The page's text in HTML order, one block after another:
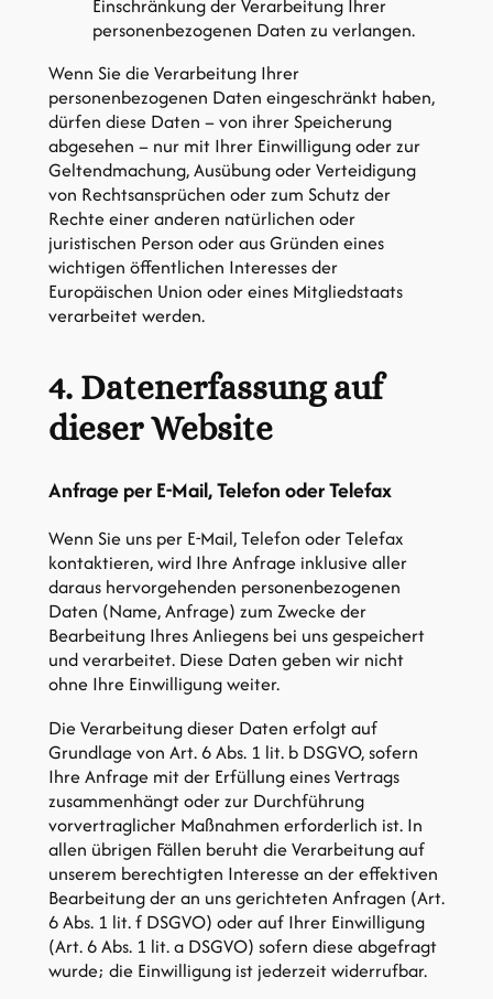
personenbezogenen Daten zu verlangen.
Wenn Sie die Verarbeitung Ihrer
personenbezogenen Daten eingeschränkt haben,
dürfen diese Daten – von ihrer Speicherung
abgesehen – nur mit Ihrer Einwilligung oder zur
Geltendmachung, Ausübung oder Verteidigung
von Rechtsansprüchen oder zum Schutz der
Rechte einer anderen natürlichen oder
juristischen Person oder aus Gründen eines
wichtigen öffentlichen Interesses der
Europäischen Union oder eines Mitgliedstaats
verarbeitet werden.
4. Datenerfassung auf
dieser Website
Anfrage per E-Mail, Telefon oder Telefax
Wenn Sie uns per E-Mail, Telefon oder Telefax
kontaktieren, wird Ihre Anfrage inklusive aller
daraus hervorgehenden personenbezogenen
Daten (Name, Anfrage) zum Zwecke der
Bearbeitung Ihres Anliegens bei uns gespeichert
und verarbeitet. Diese Daten geben wir nicht
ohne Ihre Einwilligung weiter.
Die Verarbeitung dieser Daten erfolgt auf
Grundlage von Art. 6 Abs. 1 lit. b DSGVO, sofern
Ihre Anfrage mit der Erfüllung eines Vertrags
zusammenhängt oder zur Durchführung
vorvertraglicher Maßnahmen erforderlich ist. In
allen übrigen Fällen beruht die Verarbeitung auf
unserem berechtigten Interesse an der effektiven
Bearbeitung der an uns gerichteten Anfragen (Art.
6 Abs. 1 lit. f DSGVO) oder auf Ihrer Einwilligung
(Art. 6 Abs. 1 lit. a DSGVO) sofern diese abgefragt
wurde; die Einwilligung ist jederzeit widerrufbar.